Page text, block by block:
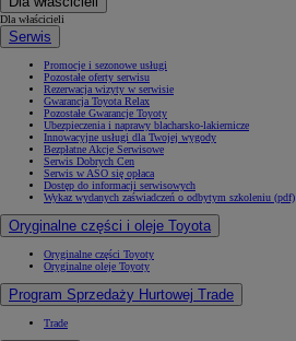
Dla właścicieli
Serwis
Promocje i sezonowe usługi
Pozostałe oferty serwisu
Rezerwacja wizyty w serwisie
Gwarancja Toyota Relax
Pozostałe Gwarancje Toyoty
Ubezpieczenia i naprawy blacharsko-lakiernicze
Innowacyjne usługi dla Twojej wygody
Bezpłatne Akcje Serwisowe
Serwis Dobrych Cen
Serwis w ASO się opłaca
Dostęp do informacji serwisowych
Wykaz wydanych zaświadczeń o odbytym szkoleniu (pdf)
Oryginalne części i oleje Toyota
Oryginalne części Toyoty
Oryginalne oleje Toyoty
Program Sprzedaży Hurtowej Trade
Trade